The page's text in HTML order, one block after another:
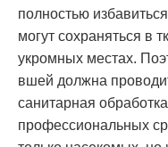
полностью
могут сохраняться в
укромных местах.
вшей должна
санитарная
профессиональных